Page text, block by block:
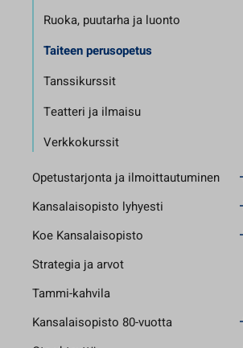
Ruoka, puutarha ja luonto
Taiteen perusopetus
Tanssikurssit
Teatteri ja ilmaisu
Verkkokurssit
Opetustarjonta ja ilmoittautuminen
Kansalaisopisto lyhyesti
Koe Kansalaisopisto
Strategia ja arvot
Tammi-kahvila
Kansalaisopisto 80-vuotta